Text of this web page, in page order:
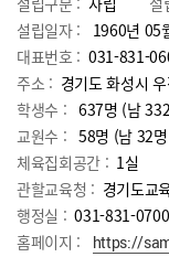
설립일자 :
1960년 05
대표번호 : 031-831-
주소 : 경기도 화성시
학생수 : 637명 (남
교원수 : 58명 (남 32
체육집회공간 : 1실
관할교육청 : 경기도교
행정실 : 031-831-0700
홈페이지 :
https://